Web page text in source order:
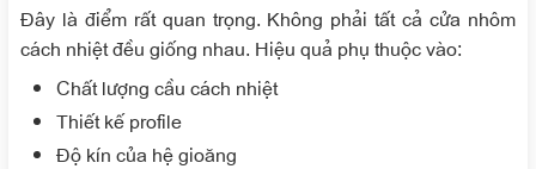
Đây là điểm rất quan trọng. Không phải tất cả cửa nhôm
cách nhiệt đều giống nhau. Hiệu quả phụ thuộc vào:
Chất lượng cầu cách nhiệt
Thiết kế profile
Độ kín của hệ gioăng